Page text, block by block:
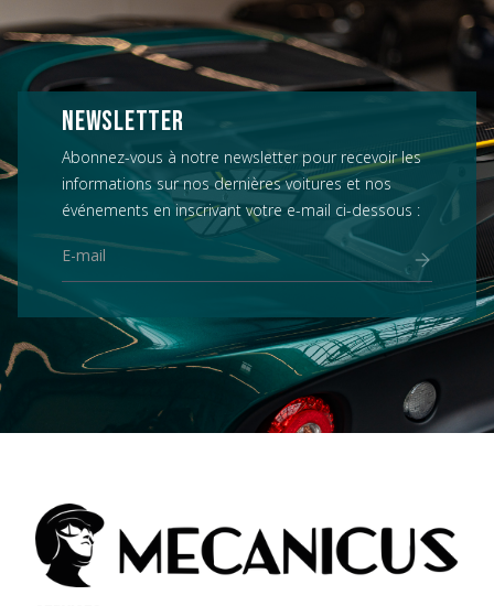
NEWSLETTER
Abonnez-vous à notre newsletter pour recevoir les
informations sur nos dernières voitures et nos
événements en inscrivant votre e-mail ci-dessous :